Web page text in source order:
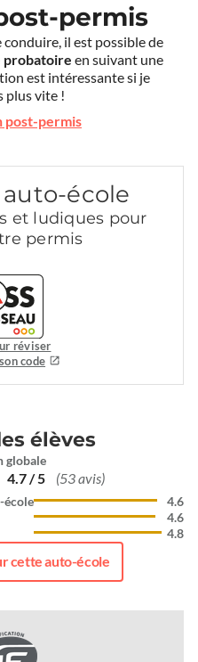
permis
il est possible de
probatoire en suivant une
est intéressante si je
plus vite !
post-permis
école
et ludiques pour
permis
réviser
code
élèves
globale
4.7 / 5 (53 avis)
école
4.6
4.6
4.8
cette auto-école